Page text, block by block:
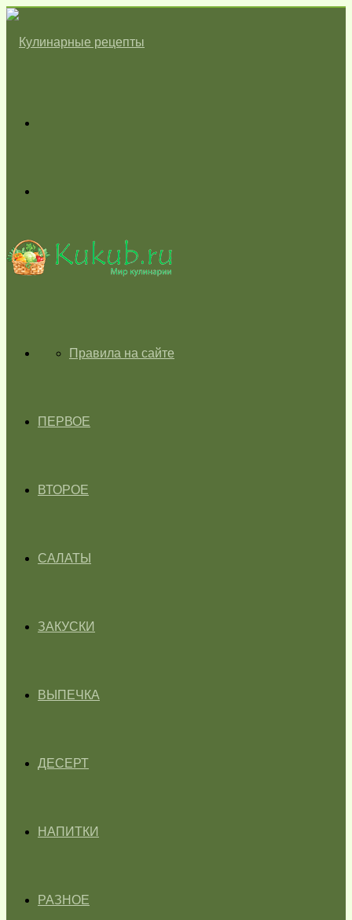
skin
ГЛАВНАЯПравила на сайте
ПЕРВОЕ
ВТОРОЕ
САЛАТЫ
ЗАКУСКИ
ВЫПЕЧКА
ДЕСЕРТ
НАПИТКИ
РАЗНОЕ